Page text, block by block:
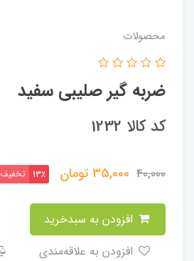
محصولات
ضربه گیر صلیبی سفید
کد کالا 1232
40,000
35,000تومان 13٪ تخفیف